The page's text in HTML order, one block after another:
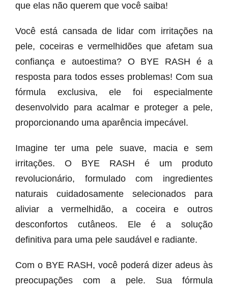
que elas não querem que você saiba!
Você está cansada de lidar com irritações na
pele, coceiras e vermelhidões que afetam sua
confiança e autoestima? O BYE RASH é a
resposta para todos esses problemas! Com sua
fórmula exclusiva, ele foi especialmente
desenvolvido para acalmar e proteger a pele,
proporcionando uma aparência impecável.
Imagine ter uma pele suave, macia e sem
irritações. O BYE RASH é um produto
revolucionário, formulado com ingredientes
naturais cuidadosamente selecionados para
aliviar a vermelhidão, a coceira e outros
desconfortos cutâneos. Ele é a solução
definitiva para uma pele saudável e radiante.
Com o BYE RASH, você poderá dizer adeus às
preocupações com a pele. Sua fórmula